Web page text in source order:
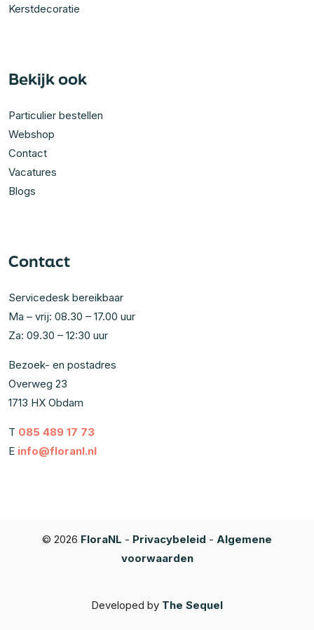
Kerstdecoratie
Bekijk ook
Particulier bestellen
Webshop
Contact
Vacatures
Blogs
Contact
Servicedesk bereikbaar
Ma – vrij: 08.30 – 17.00 uur
Za: 09.30 – 12:30 uur
Bezoek- en postadres
Overweg 23
1713 HX Obdam
T 085 489 17 73
E info@floranl.nl
© 2026 FloraNL - Privacybeleid - Algemene
voorwaarden
Developed by The Sequel